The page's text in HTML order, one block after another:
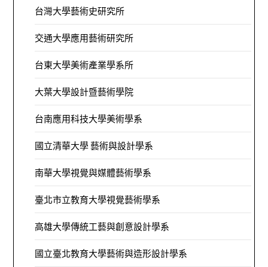
台灣大學藝術史研究所
交通大學應用藝術研究所
台東大學美術產業學系所
大葉大學設計暨藝術學院
台南應用科技大學美術學系
國立清華大學 藝術與設計學系
南華大學視覺與媒體藝術學系
臺北市立教育大學視覺藝術學系
高雄大學傳統工藝與創意設計學系
國立臺北教育大學藝術與造形設計學系